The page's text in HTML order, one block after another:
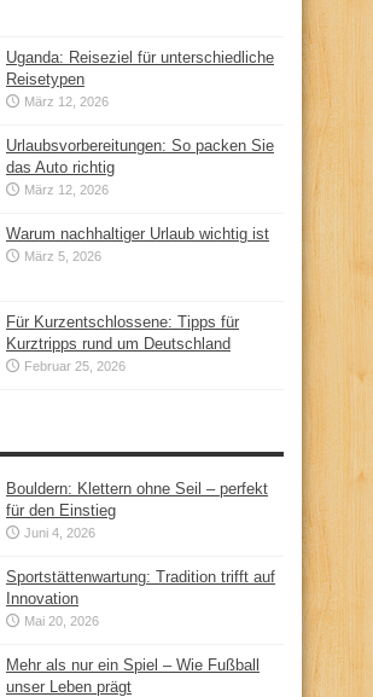
Uganda: Reiseziel für unterschiedliche
Reisetypen
März 12, 2026
Urlaubsvorbereitungen: So packen Sie
das Auto richtig
März 12, 2026
Warum nachhaltiger Urlaub wichtig ist
März 5, 2026
Für Kurzentschlossene: Tipps für
Kurztripps rund um Deutschland
Februar 25, 2026
Bouldern: Klettern ohne Seil – perfekt
für den Einstieg
Juni 4, 2026
Sportstättenwartung: Tradition trifft auf
Innovation
Mai 20, 2026
Mehr als nur ein Spiel – Wie Fußball
unser Leben prägt